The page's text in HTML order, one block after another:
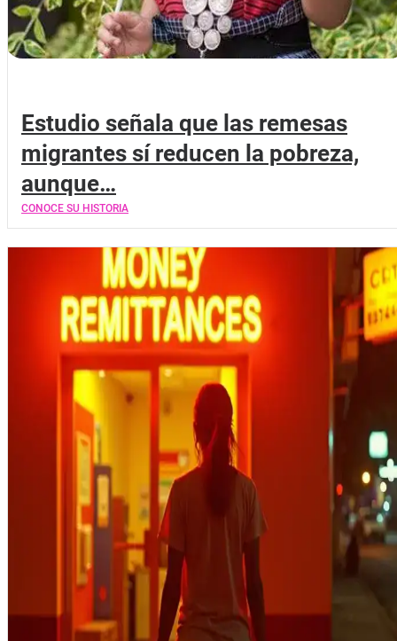
Estudio señala que las remesas
migrantes sí reducen la pobreza,
aunque…
CONOCE SU HISTORIA